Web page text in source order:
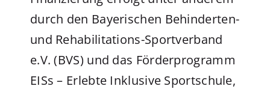
durch den Bayerischen Behinderten-
und Rehabilitations-Sportverband
e.V. (BVS) und das Förderprogramm
EISs – Erlebte Inklusive Sportschule,